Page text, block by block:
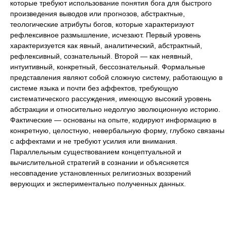
которые требуют использование понятия бога для быстрого
произведения выводов или прогнозов, абстрактные,
теологические атрибуты богов, которые характеризуют
рефлексивное размышление, исчезают. Первый уровень
характеризуется как явный, аналитический, абстрактный,
рефлексивный, сознательный. Второй — как неявный,
интуитивный, конкретный, бессознательный. Формальные
представления являют собой сложную систему, работающую в
системе языка и почти без аффектов, требующую
систематического рассуждения, имеющую высокий уровень
абстракции и относительно недолгую эволюционную историю.
Фактические — основаны на опыте, кодируют информацию в
конкретную, целостную, невербальную форму, глубоко связаны
с аффектами и не требуют усилия или внимания.
Параллельным существованием концептуальной и
вычислительной стратегий в сознании и объясняется
несовпадение установленных религиозных воззрений
верующих и экспериментально полученных данных.